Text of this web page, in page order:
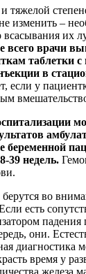
тяжелой
изменить –
всасывания их
всего врачи
таблетки
в
если у
беременной
39 недель.
во
есть
падения
они.
диагностика
время у